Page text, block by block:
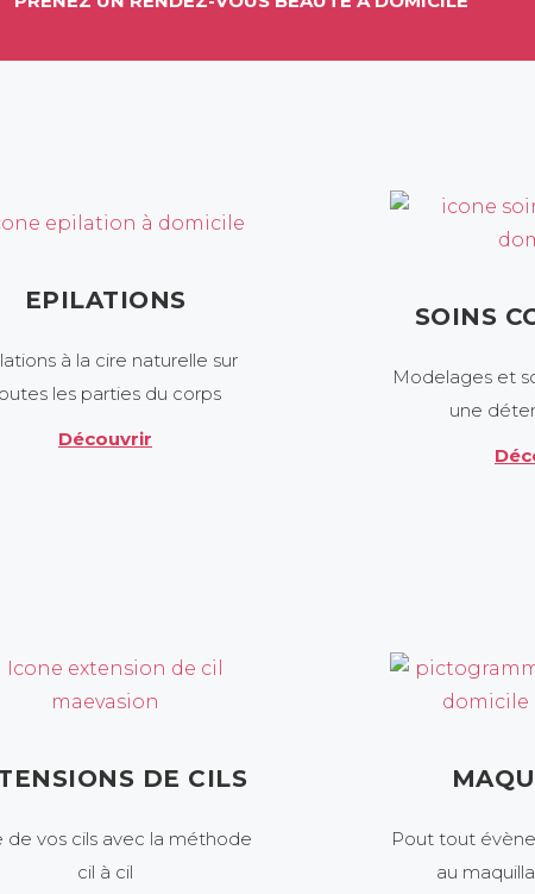
EPILATIONS
à la cire naturelle sur
les parties du corps
Découvrir
SOINS
Modelages et
une
DE CILS
de vos cils avec la méthode
cil à cil
Pout tout
au